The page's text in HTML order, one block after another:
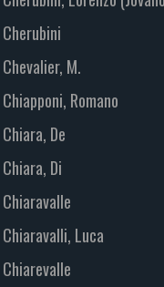
Cherubini
Chevalier, M.
Chiapponi, Romano
Chiara, De
Chiara, Di
Chiaravalle
Chiaravalli, Luca
Chiarevalle